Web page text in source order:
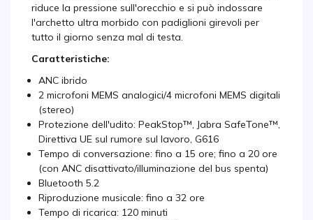
riduce la pressione sull'orecchio e si può indossare
l'archetto ultra morbido con padiglioni girevoli per
tutto il giorno senza mal di testa.
Caratteristiche:
ANC ibrido
2 microfoni MEMS analogici/4 microfoni MEMS digitali
(stereo)
Protezione dell'udito: PeakStop™, Jabra SafeTone™,
Direttiva UE sul rumore sul lavoro, G616
Tempo di conversazione: fino a 15 ore; fino a 20 ore
(con ANC disattivato/illuminazione del bus spenta)
Bluetooth 5.2
Riproduzione musicale: fino a 32 ore
Tempo di ricarica: 120 minuti